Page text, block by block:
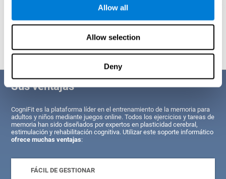
Allow all
Allow selection
Deny
Proyección gráfica orientativa de las redes neuronales después de3
Sus ventajas
CogniFit es la plataforma líder en el entrenamiento de la memoria para
adultos y niños mediante juegos online. Todos los ejercicios y tareas de
memoria han sido diseñados por expertos en plasticidad cerebral,
estimulación y rehabilitación cognitiva. Utilizar este soporte informático
ofrece muchas ventajas:
FÁCIL DE GESTIONAR